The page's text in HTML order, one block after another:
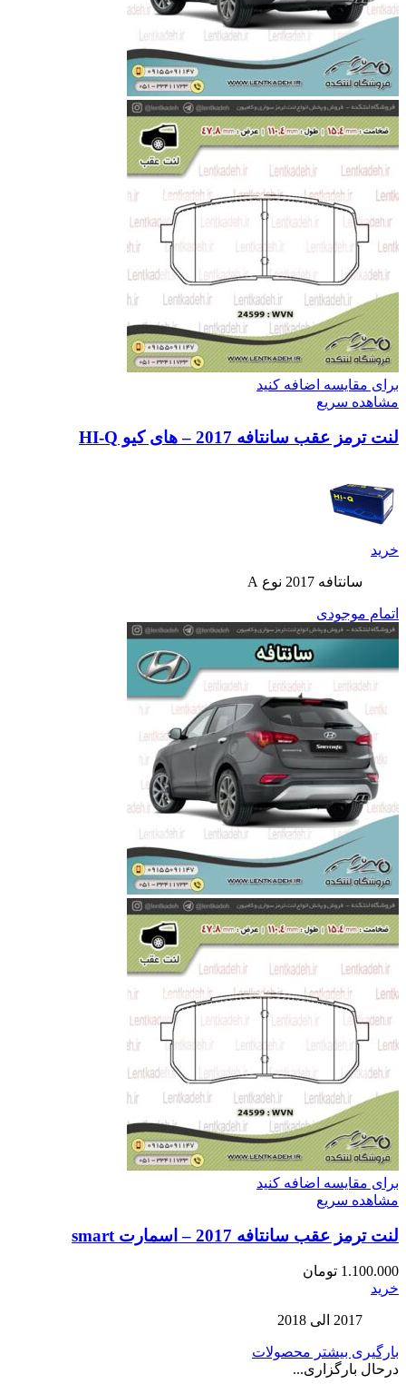
برای مقایسه اضافه کنید
مشاهده سریع
لنت ترمز عقب سانتافه 2017 – های کیو HI-Q
خرید
سانتافه 2017 نوع A
اتمام موجودی
برای مقایسه اضافه کنید
مشاهده سریع
لنت ترمز عقب سانتافه 2017 – اسمارت smart
1.100.000 تومان
خرید
2017 الی 2018
بارگیری بیشتر محصولات
درحال بارگزاری...